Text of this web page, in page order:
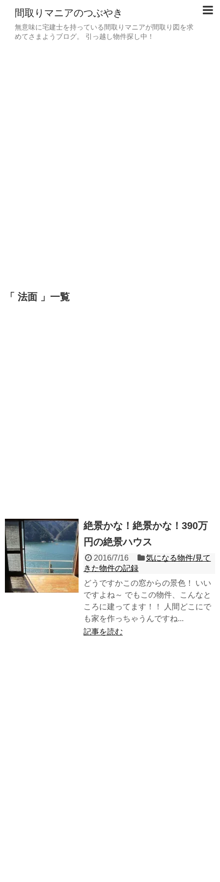
間取りマニアのつぶやき
無意味に宅建士を持っている間取りマニアが間取り図を求
めてさまようブログ。 引っ越し物件探し中！
「 法面 」一覧
絶景かな！絶景かな！390万
円の絶景ハウス
2016/7/16
気になる物件/見て
きた物件の記録
どうですかこの窓からの景色！ いい
ですよね～ でもこの物件、こんなと
ころに建ってます！！ 人間どこにで
も家を作っちゃうんですね...
記事を読む